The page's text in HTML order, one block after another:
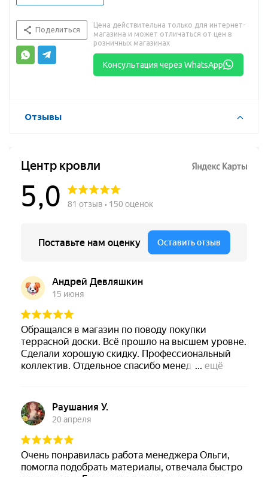
Поделиться
Цена действительна только для интернет-
магазина и может отличаться от цен в
розничных магазинах
Консультация через WhatsApp
Отзывы